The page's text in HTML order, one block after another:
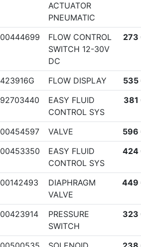
ACTUATOR
PNEUMATIC
00444699
FLOW CONTROL
SWITCH 12-30V
DC
273
423916G FLOW DISPLAY
535
92703440
EASY FLUID
CONTROL SYS
381
00454597 VALVE
596
00453350
EASY FLUID
CONTROL SYS
424
00142493
DIAPHRAGM
VALVE
449
00423914
PRESSURE
SWITCH
323